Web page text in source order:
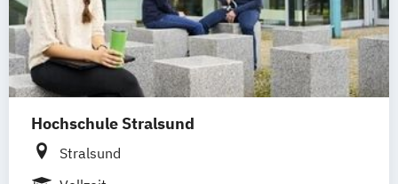
Hochschule Stralsund
Stralsund